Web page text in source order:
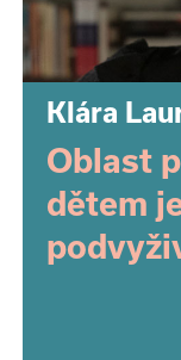
Klára
Oblast
dětem